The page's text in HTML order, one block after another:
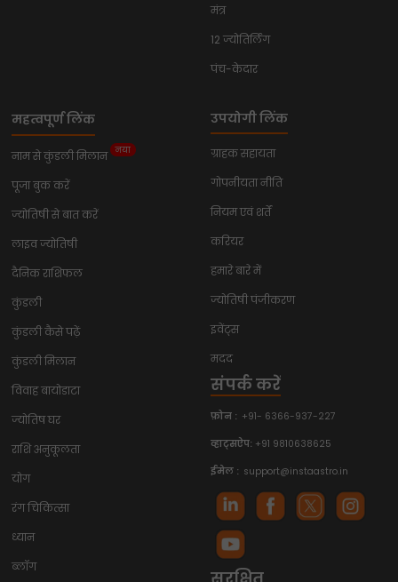
मंत्र
12 ज्योतिर्लिंग
पंच-केदार
महत्वपूर्ण लिंक
नाम से कुंडली मिलान नया
पूजा बुक करें
ज्योतिषी से बात करें
लाइव ज्योतिषी
दैनिक राशिफल
कुंडली
कुंडली कैसे पढ़ें
कुंडली मिलान
विवाह बायोडाटा
ज्योतिष घर
राशि अनुकूलता
योग
रंग चिकित्सा
ध्यान
ब्लॉग
उपयोगी लिंक
ग्राहक सहायता
गोपनीयता नीति
नियम एवं शर्तें
करियर
हमारे बारे में
ज्योतिषी पंजीकरण
इवेंट्स
मदद
संपर्क करें
फ़ोन : +91- 6366-937-227
व्हाट्सऐप: +91 9810638625
ईमेल : support@instaastro.in